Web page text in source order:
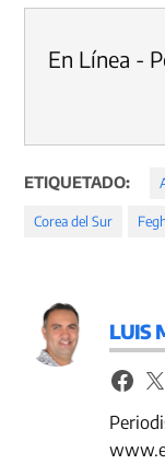
En Línea -
ETIQUETADO:
Corea del Sur
LUIS